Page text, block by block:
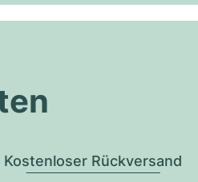
Kostenloser Rückversand